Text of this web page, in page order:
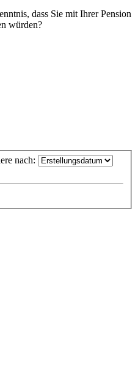
dass Sie mit Ihrer Pension
würden?
nach: